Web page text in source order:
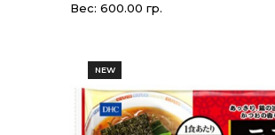
Вес: 600.00 гр.
NEW